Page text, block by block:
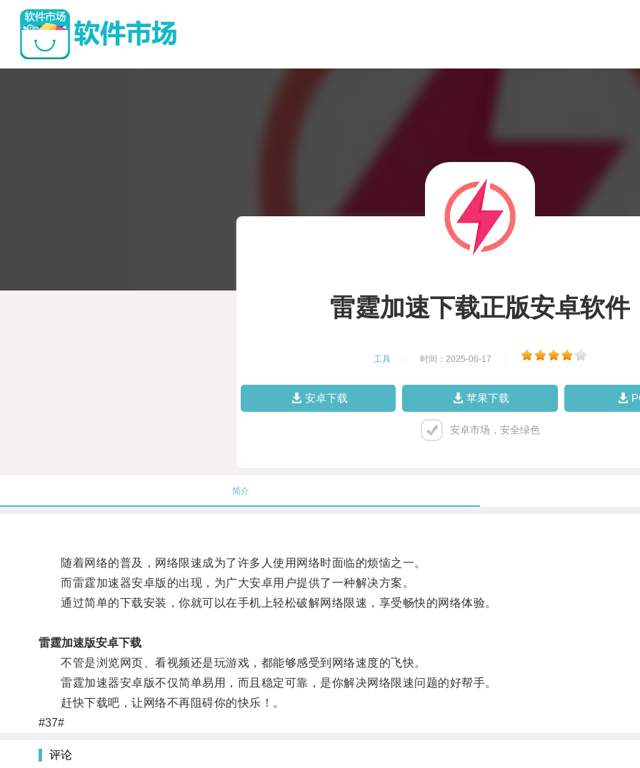
雷霆加速下载正版安卓软件
工具 时间：2025-06-17
安卓下载 苹果下载
安卓市场，安全绿色
简介
随着网络的普及，网络限速成为了许多人使用网络时面临的烦恼之一。
而雷霆加速器安卓版的出现，为广大安卓用户提供了一种解决方案。
通过简单的下载安装，你就可以在手机上轻松破解网络限速，享受畅快的网络体验。
雷霆加速版安卓下载
不管是浏览网页、看视频还是玩游戏，都能够感受到网络速度的飞快。
雷霆加速器安卓版不仅简单易用，而且稳定可靠，是你解决网络限速问题的好帮手。
赶快下载吧，让网络不再阻碍你的快乐！。
#37#
评论